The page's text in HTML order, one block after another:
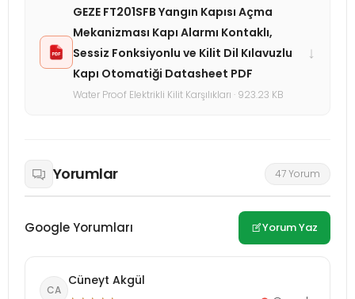
GEZE FT201SFB Yangın Kapısı Açma
Mekanizması Kapı Alarmı Kontaklı,
Sessiz Fonksiyonlu ve Kilit Dil Kılavuzlu
Kapı Otomatiği Datasheet PDF
Water Proof Elektrikli Kilit Karşılıkları · 923.23 KB
↓
Yorumlar 47 Yorum
Google Yorumları Yorum Yaz
CA
Cüneyt Akgül